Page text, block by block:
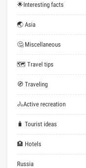
🌟Interesting facts
🌏 Asia
🤔 Miscellaneous
🗺 Travel tips
🧭 Traveling
🚴Active recreation
🧳 Tourist ideas
🏨 Hotels
Russia